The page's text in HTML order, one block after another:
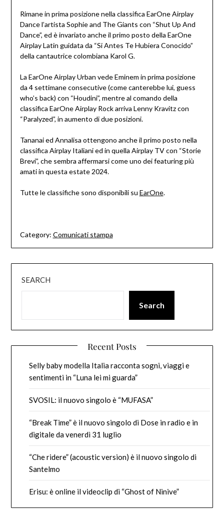
Rimane in prima posizione nella classifica EarOne Airplay
Dance l’artista Sophie and The Giants con “Shut Up And
Dance”, ed è invariato anche il primo posto della EarOne
Airplay Latin guidata da “Si Antes Te Hubiera Conocido”
della cantautrice colombiana Karol G.
La EarOne Airplay Urban vede Eminem in prima posizione
da 4 settimane consecutive (come canterebbe lui, guess
who’s back) con “Houdini”, mentre al comando della
classifica EarOne Airplay Rock arriva Lenny Kravitz con
“Paralyzed”, in aumento di due posizioni.
Tananai ed Annalisa ottengono anche il primo posto nella
classifica Airplay Italiani ed in quella Airplay TV con “Storie
Brevi”, che sembra affermarsi come uno dei featuring più
amati in questa estate 2024.
Tutte le classifiche sono disponibili su EarOne.
Category: Comunicati stampa
SEARCH
Search
Recent Posts
Selly baby modella Italia racconta sogni, viaggi e
sentimenti in “Luna lei mi guarda”
SVOSIL: il nuovo singolo è “MUFASA”
“Break Time” è il nuovo singolo di Dose in radio e in
digitale da venerdì 31 luglio
“Che ridere” (acoustic version) è il nuovo singolo di
Santelmo
Erisu: è online il videoclip di “Ghost of Ninive”